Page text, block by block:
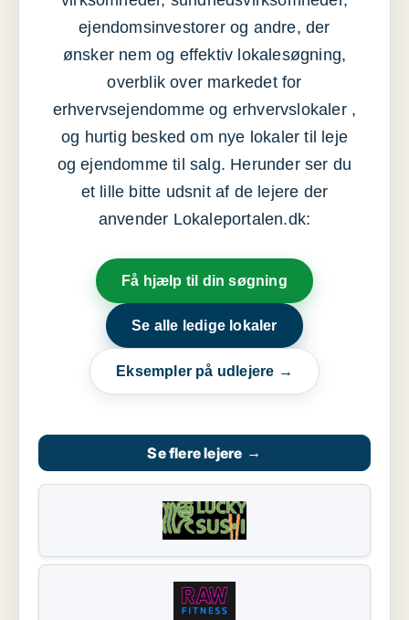
ejendomsinvestorer og andre, der
ønsker nem og effektiv lokalesøgning,
overblik over markedet for
erhvervsejendomme og erhvervslokaler ,
og hurtig besked om nye lokaler til leje
og ejendomme til salg. Herunder ser du
et lille bitte udsnit af de lejere der
anvender Lokaleportalen.dk:
Få hjælp til din søgning
Se alle ledige lokaler
Eksempler på udlejere →
Se flere lejere →